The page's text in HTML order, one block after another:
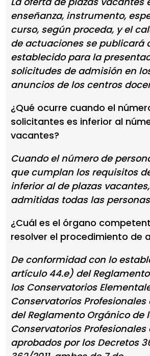
enseñanza, instrumento,
curso, según proceda, y el
de actuaciones se publicará
establecido para la
solicitudes de admisión en
anuncios de los centros
¿Qué ocurre cuando el
solicitantes es inferior al
vacantes?
Cuando el número de
que cumplan los requisitos
inferior al de plazas
admitidas todas las
¿Cuál es el órgano
resolver el procedimiento de
De conformidad con lo
artículo 44.e) del
los Conservatorios
Conservatorios Profesionales
del Reglamento Orgánico de
Conservatorios Profesionales
aprobados por los Decretos